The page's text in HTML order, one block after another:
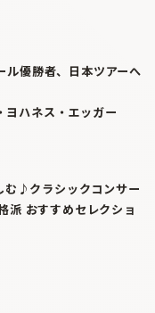
ル優勝者、日本ツアーへ
ヨハネス・エッガー
む♪クラシックコンサー
派 おすすめセレクショ